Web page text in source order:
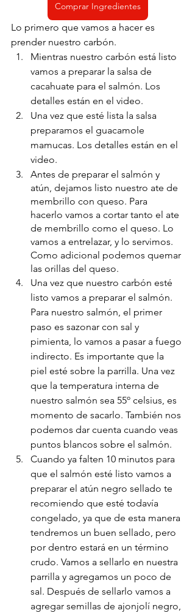
Comprar Ingredientes
Lo primero que vamos a hacer es
prender nuestro carbón.
Mientras nuestro carbón está listo
vamos a preparar la salsa de
cacahuate para el salmón. Los
detalles están en el video.
Una vez que esté lista la salsa
preparamos el guacamole
mamucas. Los detalles están en el
video.
Antes de preparar el salmón y
atún, dejamos listo nuestro ate de
membrillo con queso. Para
hacerlo vamos a cortar tanto el ate
de membrillo como el queso. Lo
vamos a entrelazar, y lo servimos.
Como adicional podemos quemar
las orillas del queso.
Una vez que nuestro carbón esté
listo vamos a preparar el salmón.
Para nuestro salmón, el primer
paso es sazonar con sal y
pimienta, lo vamos a pasar a fuego
indirecto. Es importante que la
piel esté sobre la parrilla. Una vez
que la temperatura interna de
nuestro salmón sea 55º celsius, es
momento de sacarlo. También nos
podemos dar cuenta cuando veas
puntos blancos sobre el salmón.
Cuando ya falten 10 minutos para
que el salmón esté listo vamos a
preparar el atún negro sellado te
recomiendo que esté todavía
congelado, ya que de esta manera
tendremos un buen sellado, pero
por dentro estará en un término
crudo. Vamos a sellarlo en nuestra
parrilla y agregamos un poco de
sal. Después de sellarlo vamos a
agregar semillas de ajonjolí negro,